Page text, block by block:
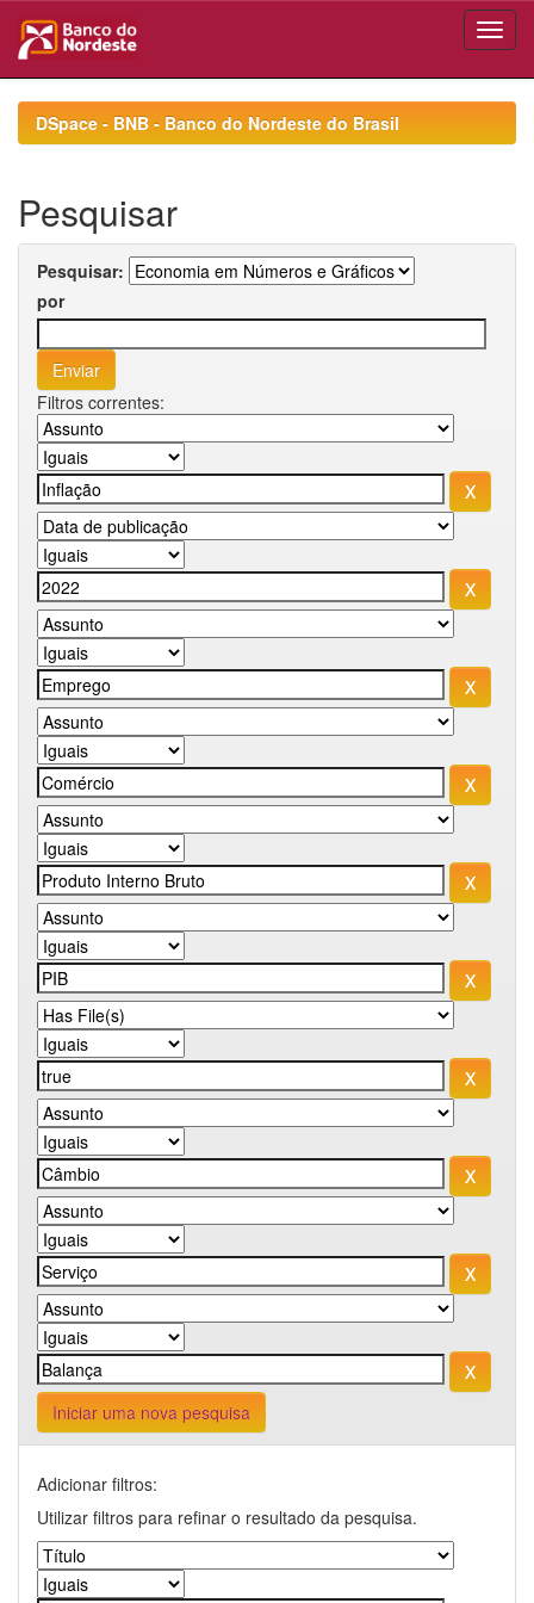
navigationDSpace - BNB - Banco do Nordeste do Brasil
Pesquisar
Pesquisar:
por
Filtros correntes:
Iniciar uma nova pesquisa
Adicionar filtros:
Utilizar filtros para refinar o resultado da pesquisa.